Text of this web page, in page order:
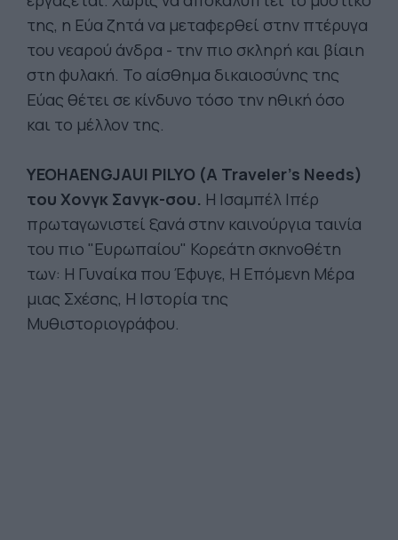
της, η Εύα ζητά να μεταφερθεί στην πτέρυγα
του νεαρού άνδρα - την πιο σκληρή και βίαιη
στη φυλακή. Το αίσθημα δικαιοσύνης της
Εύας θέτει σε κίνδυνο τόσο την ηθική όσο
και το μέλλον της.
YEOHAENGJAUI PILYO (A Traveler’s Needs)
του Χονγκ Σανγκ-σου. Η Ισαμπέλ Ιπέρ
πρωταγωνιστεί ξανά στην καινούργια ταινία
του πιο "Ευρωπαίου" Κορεάτη σκηνοθέτη
των: Η Γυναίκα που Έφυγε, Η Επόμενη Μέρα
μιας Σχέσης, Η Ιστορία της
Μυθιστοριογράφου.